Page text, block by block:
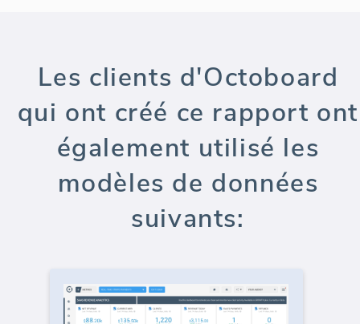
Les clients d'Octoboard
qui ont créé ce rapport ont
également utilisé les
modèles de données
suivants: